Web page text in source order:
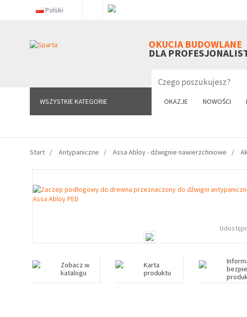
Polski
OKUCIA BUDOWLANE
DLA
WSZYSTKIE KATEGORIE OKAZJE NOWOŚCI
WSZYSTKIE KATEGORIE
Start Antypaniczne Assa Abloy - dźwignie nawierzchniowe
Zobacz w
katalogu
Karta
produktu